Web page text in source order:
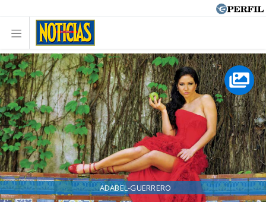
ADABEL-GUERRERO